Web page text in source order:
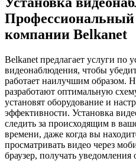
компании Belkanet
Belkanet предлагает услуги по
видеонаблюдения, чтобы
работает наилучшим образом.
разработают оптимальную
установят оборудование и
эффективности. Установка
следить за происходящим в
времени, даже когда вы
просматривать видео через
браузер, получать